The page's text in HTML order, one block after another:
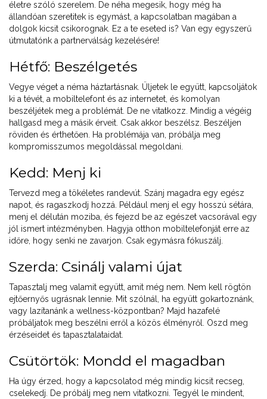
életre szóló szerelem. De néha megesik, hogy még ha
állandóan szeretitek is egymást, a kapcsolatban magában a
dolgok kicsit csikorognak. Ez a te eseted is? Van egy egyszerű
útmutatónk a partnerválság kezelésére!
Hétfő: Beszélgetés
Vegye véget a néma háztartásnak. Üljetek le együtt, kapcsoljátok
ki a tévét, a mobiltelefont és az internetet, és komolyan
beszéljétek meg a problémát. De ne vitatkozz. Mindig a végéig
hallgasd meg a másik érveit. Csak akkor beszélsz. Beszéljen
röviden és érthetően. Ha problémája van, próbálja meg
kompromisszumos megoldással megoldani.
Kedd: Menj ki
Tervezd meg a tökéletes randevút. Szánj magadra egy egész
napot, és ragaszkodj hozzá. Például menj el egy hosszú sétára,
menj el délután moziba, és fejezd be az egészet vacsorával egy
jól ismert intézményben. Hagyja otthon mobiltelefonját erre az
időre, hogy senki ne zavarjon. Csak egymásra fókuszálj.
Szerda: Csinálj valami újat
Tapasztalj meg valamit együtt, amit még nem. Nem kell rögtön
ejtőernyős ugrásnak lennie. Mit szólnál, ha együtt gokartoznánk,
vagy lazítanánk a wellness-központban? Majd hazafelé
próbáljatok meg beszélni erről a közös élményről. Oszd meg
érzéseidet és tapasztalataidat.
Csütörtök: Mondd el magadban
Ha úgy érzed, hogy a kapcsolatod még mindig kicsit recseg,
cselekedj. De próbálj meg nem vitatkozni. Tegyél le mindent,